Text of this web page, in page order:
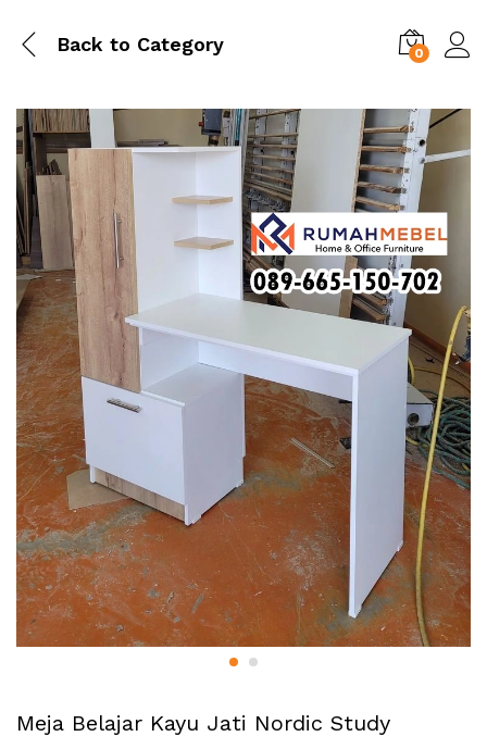
Back to Category 0
Meja Belajar Kayu Jati Nordic Study